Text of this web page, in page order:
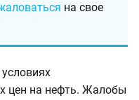
на свое
цен на нефть. Жалобы